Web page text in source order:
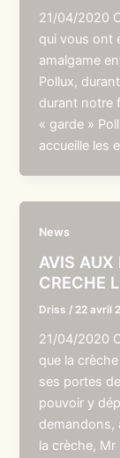
21/04/2020
qui vous ont
amalgame
Pollux,
durant notre
« garde »
accueille les
News
AVIS AUX
CRECHE
Driss / 22 avril
21/04/2020
que la
ses portes
pouvoir y
demandons,
la crèche, Mr